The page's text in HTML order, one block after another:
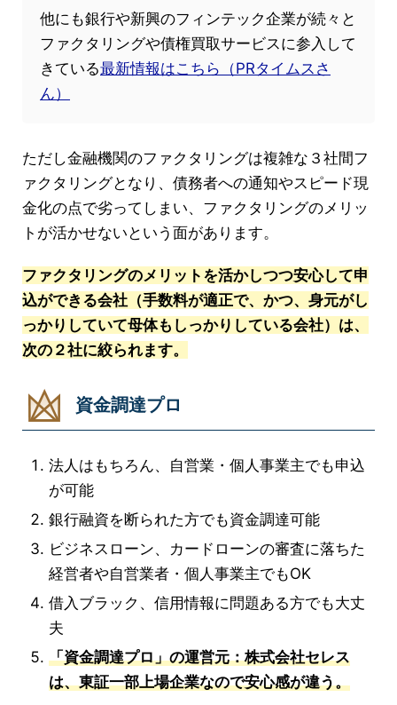
他にも銀行や新興のフィンテック企業が続々と
ファクタリングや債権買取サービスに参入して
きている最新情報はこちら（PRタイムスさ
ん）
ただし金融機関のファクタリングは複雑な３社間フ
ァクタリングとなり、債務者への通知やスピード現
金化の点で劣ってしまい、ファクタリングのメリッ
トが活かせないという面があります。
ファクタリングのメリットを活かしつつ安心して申
込ができる会社（手数料が適正で、かつ、身元がし
っかりしていて母体もしっかりしている会社）は、
次の２社に絞られます。
資金調達プロ
法人はもちろん、自営業・個人事業主でも申込
が可能
銀行融資を断られた方でも資金調達可能
ビジネスローン、カードローンの審査に落ちた
経営者や自営業者・個人事業主でもOK
借入ブラック、信用情報に問題ある方でも大丈
夫
「資金調達プロ」の運営元：株式会社セレス
は、東証一部上場企業なので安心感が違う。